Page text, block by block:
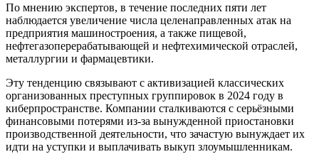
По мнению экспертов, в течение последних пяти лет
наблюдается увеличение числа целенаправленных атак на
предприятия машиностроения, а также пищевой,
нефтегазоперерабатывающей и нефтехимической отраслей,
металлургии и фармацевтики.
Эту тенденцию связывают с активизацией классических
организованных преступных группировок в 2024 году в
киберпространстве. Компании сталкиваются с серьёзными
финансовыми потерями из-за вынужденной приостановки
производственной деятельности, что зачастую вынуждает их
идти на уступки и выплачивать выкуп злоумышленникам.